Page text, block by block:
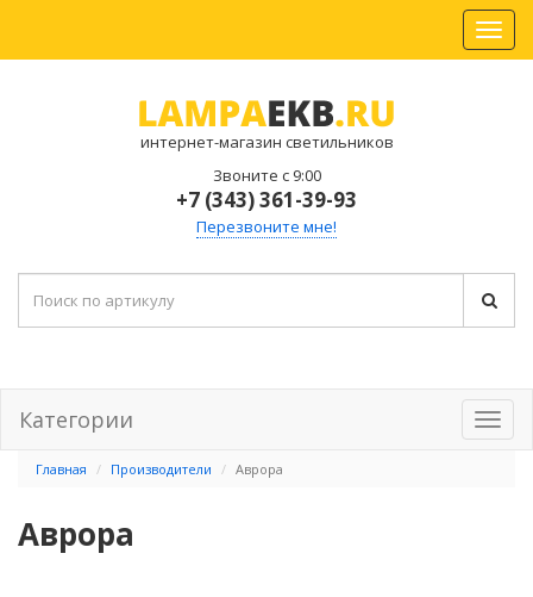
интернет-магазин светильников
Звоните с 9:00
+7 (343) 361-39-93
Перезвоните мне!
Категории
Главная Производители Аврора
Аврора